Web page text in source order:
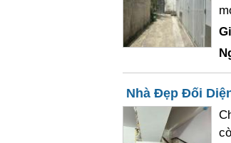
Nhà Đẹp Đối